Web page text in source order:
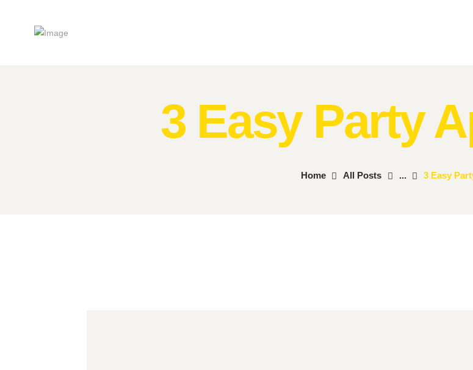
3 Easy Party
Home All Posts ... 3 Easy